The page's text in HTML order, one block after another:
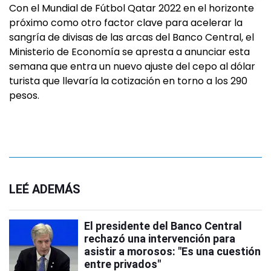
Con el Mundial de Fútbol Qatar 2022 en el horizonte
próximo como otro factor clave para acelerar la
sangría de divisas de las arcas del Banco Central, el
Ministerio de Economía se apresta a anunciar esta
semana que entra un nuevo ajuste del cepo al dólar
turista que llevaría la cotización en torno a los 290
pesos.
LEÉ ADEMÁS
El presidente del Banco Central
rechazó una intervención para
asistir a morosos: "Es una cuestión
entre privados"